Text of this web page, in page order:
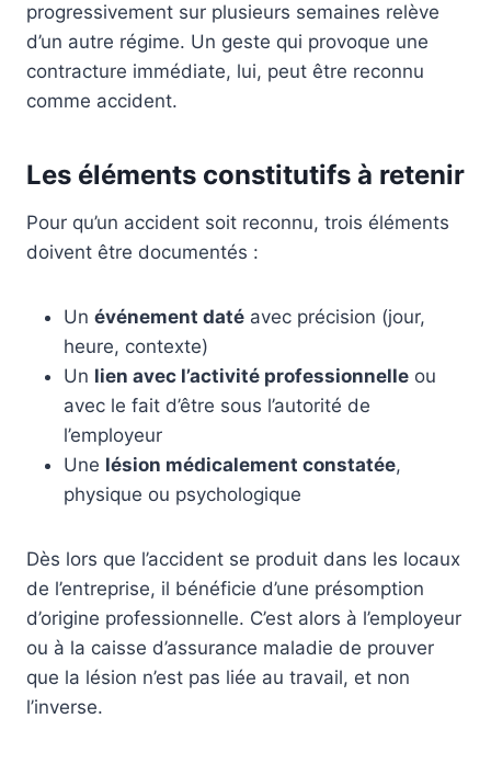
progressivement sur plusieurs semaines relève
d’un autre régime. Un geste qui provoque une
contracture immédiate, lui, peut être reconnu
comme accident.
Les éléments constitutifs à retenir
Pour qu’un accident soit reconnu, trois éléments
doivent être documentés :
Un événement daté avec précision (jour,
heure, contexte)
Un lien avec l’activité professionnelle ou
avec le fait d’être sous l’autorité de
l’employeur
Une lésion médicalement constatée,
physique ou psychologique
Dès lors que l’accident se produit dans les locaux
de l’entreprise, il bénéficie d’une présomption
d’origine professionnelle. C’est alors à l’employeur
ou à la caisse d’assurance maladie de prouver
que la lésion n’est pas liée au travail, et non
l’inverse.